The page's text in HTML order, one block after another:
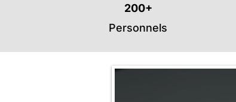
200+
Personnels